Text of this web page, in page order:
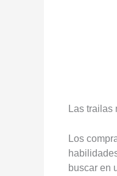
Las trailas
Los
buscar en